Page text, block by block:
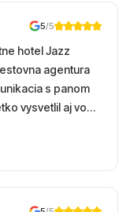
5/5
hotel Jazz
agentura
s panom
vysvetlil aj vo
Hotel
more,